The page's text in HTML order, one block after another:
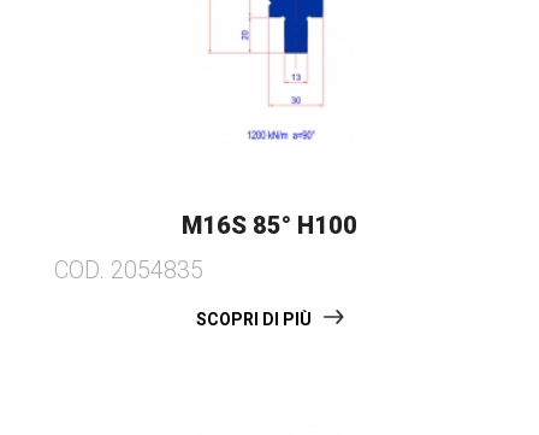
M16S 85° H100
COD. 2054835
SCOPRI DI PIÙ